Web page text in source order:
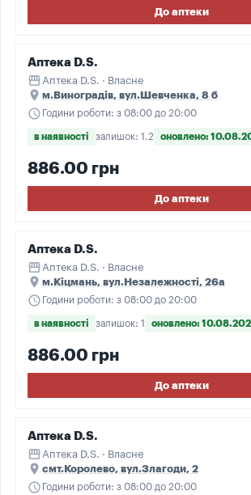
До аптеки
Аптека D.S.
storefront Аптека D.S. · Власне
place м.Виноградів, вул.Шевченка, 8 б
schedule Години роботи: з 08:00 до 20:00
в наявності залишок: 1.2 оновлено:
886.00 грн
До аптеки
Аптека D.S.
storefront Аптека D.S. · Власне
place м.Кіцмань, вул.Незалежності, 26а
schedule Години роботи: з 08:00 до 20:00
в наявності залишок: 1 оновлено:
886.00 грн
До аптеки
Аптека D.S.
storefront Аптека D.S. · Власне
place смт.Королево, вул.Злагоди, 2
schedule Години роботи: з 08:00 до 20:00